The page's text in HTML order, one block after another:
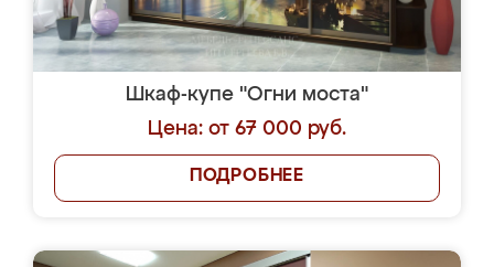
Шкаф-купе "Огни моста"
Цена: от 67 000 руб.
ПОДРОБНЕЕ